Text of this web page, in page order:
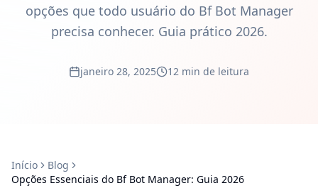
opções que todo usuário do Bf Bot Manager
precisa conhecer. Guia prático 2026.
janeiro 28, 2025 12 min de leitura
Início
Blog
Opções Essenciais do Bf Bot Manager: Guia 2026